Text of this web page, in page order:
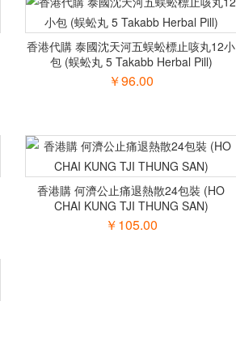
香港代購 泰國沈天河五蜈蚣標止咳丸12小
包 (蜈蚣丸 5 Takabb Herbal Pill)
￥96.00
香港購 何濟公止痛退熱散24包裝 (HO
CHAI KUNG TJI THUNG SAN)
￥105.00